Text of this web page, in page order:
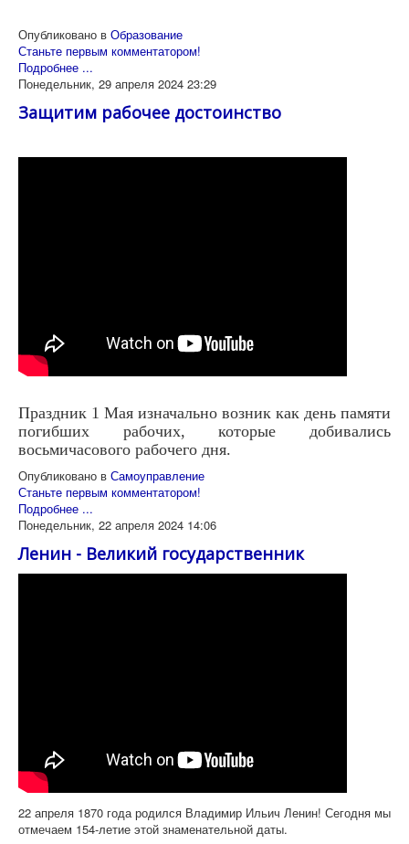
Опубликовано в Образование
Станьте первым комментатором!
Подробнее ...
Понедельник, 29 апреля 2024 23:29
Защитим рабочее достоинство
Праздник 1 Мая изначально возник как день памяти
погибших рабочих, которые добивались
восьмичасового рабочего дня.
Опубликовано в Самоуправление
Станьте первым комментатором!
Подробнее ...
Понедельник, 22 апреля 2024 14:06
Ленин - Великий государственник
22 апреля 1870 года родился Владимир Ильич Ленин! Сегодня мы
отмечаем 154-летие этой знаменательной даты.